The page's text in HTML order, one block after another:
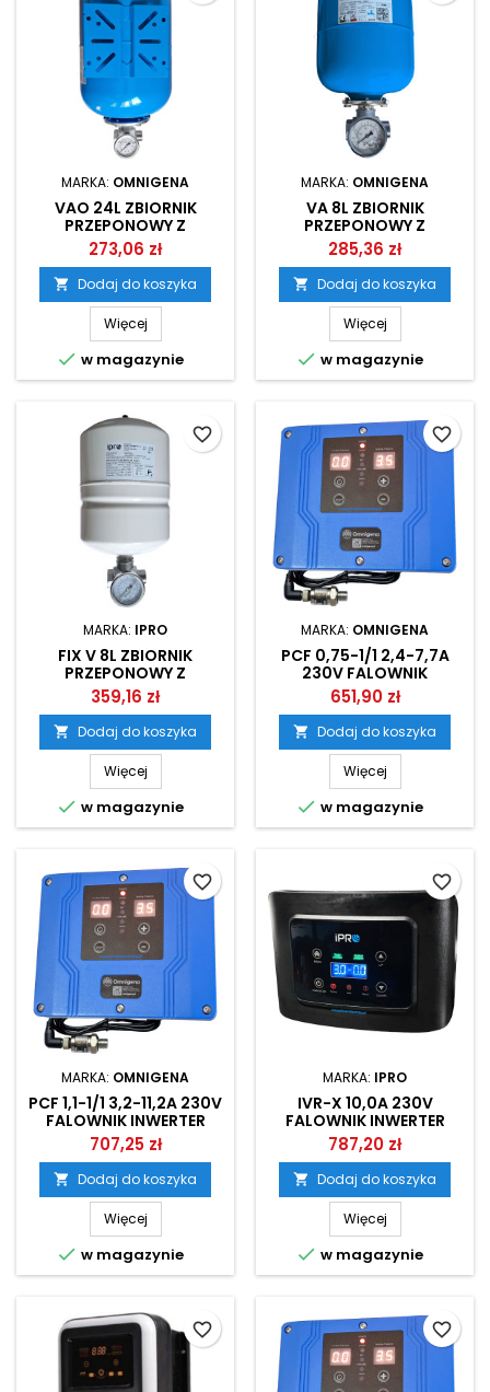
MARKA: OMNIGENA
VAO 24L ZBIORNIK
PRZEPONOWY Z
PRZYŁĄCZEM I
MANOMETREM DO
FALOWNIKA
273,06 zł
 Dodaj do koszyka
Więcej
 w magazynie
MARKA: OMNIGENA
VA 8L ZBIORNIK
PRZEPONOWY Z
PRZYŁĄCZEM I
MANOMETREM DO
FALOWNIKA
285,36 zł
 Dodaj do koszyka
Więcej
 w magazynie
MARKA: IPRO
FIX V 8L ZBIORNIK
PRZEPONOWY Z
PRZYŁĄCZEM I
MANOMETREM DO
FALOWNIKA
359,16 zł
 Dodaj do koszyka
Więcej
 w magazynie
favorite_border
MARKA: OMNIGENA
PCF 0,75-1/1 2,4-7,7A
230V FALOWNIK
INWERTER OMNIGENA
651,90 zł
 Dodaj do koszyka
Więcej
 w magazynie
favorite_border
MARKA: OMNIGENA
PCF 1,1-1/1 3,2-11,2A 230V
FALOWNIK INWERTER
OMNIGENA
707,25 zł
 Dodaj do koszyka
Więcej
 w magazynie
favorite_border
MARKA: IPRO
IVR-X 10,0A 230V
FALOWNIK INWERTER
IPRO
787,20 zł
 Dodaj do koszyka
Więcej
 w magazynie
favorite_border
favorite_border favorite_border